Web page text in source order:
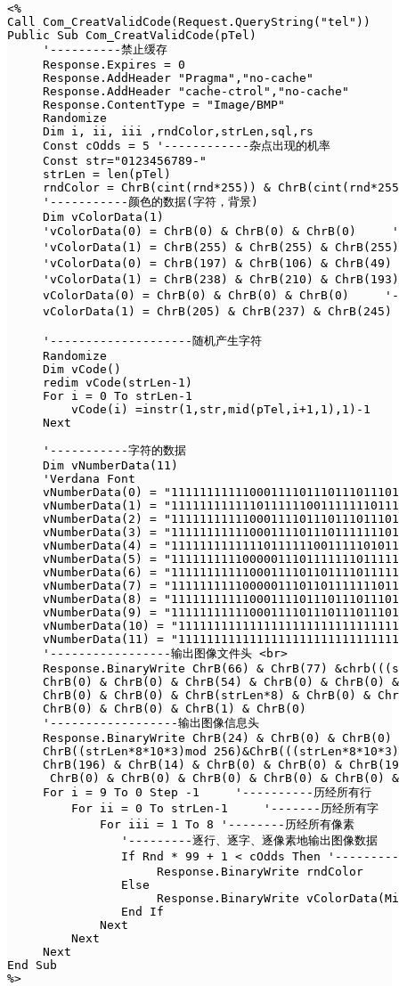
<%
Call Com_CreatValidCode(Request.QueryString("tel"))
Public Sub Com_CreatValidCode(pTel)
     '----------禁止缓存
     Response.Expires = 0
     Response.AddHeader "Pragma","no-cache"
     Response.AddHeader "cache-ctrol","no-cache"
     Response.ContentType = "Image/BMP"
     Randomize
     Dim i, ii, iii ,rndColor,strLen,sql,rs
     Const cOdds = 5 '------------杂点出现的机率
     Const str="0123456789-"
     strLen = len(pTel)
rndColor = ChrB(cint(rnd*255)) &
     '-----------颜色的数据(字符，背景)
     Dim vColorData(1)
'vColorData(0) = ChrB(0) & ChrB(0) & ChrB(0)
'vColorData(1) = ChrB(255) & ChrB(255) & ChrB(255)
'vColorData(0) = ChrB(197) & ChrB(106) & ChrB(49)
'vColorData(1) = ChrB(238) & ChrB(210) & ChrB(193)
vColorData(0) = ChrB(0) & ChrB(0) & ChrB(0)
vColorData(1) = ChrB(205) & ChrB(237) & ChrB(245)
     '--------------------随机产生字符
     Randomize
     Dim vCode()
     redim vCode(strLen-1)
     For i = 0 To strLen-1
         vCode(i) =instr(1,str,mid(pTel,i+1,1),1)-1
     Next
     '-----------字符的数据
     Dim vNumberData(11)
     'Verdana Font
vNumberData(0) =
vNumberData(1) =
vNumberData(2) =
vNumberData(3) =
vNumberData(4) =
vNumberData(5) =
vNumberData(6) =
vNumberData(7) =
vNumberData(8) =
vNumberData(9) =
vNumberData(10) =
vNumberData(11) =
     '-----------------输出图像文件头 <br>
Response.BinaryWrite ChrB(66) & ChrB(77)
ChrB(0) & ChrB(0) & ChrB(54) & ChrB(0) & ChrB(0)
ChrB(0) & ChrB(0) & ChrB(strLen*8) & ChrB(0) &
     ChrB(0) & ChrB(0) & ChrB(1) & ChrB(0)
     '------------------输出图像信息头
Response.BinaryWrite ChrB(24) & ChrB(0) &
ChrB((strLen*8*10*3)mod
ChrB(196) & ChrB(14) & ChrB(0) & ChrB(0) &
ChrB(0) & ChrB(0) & ChrB(0) & ChrB(0) & ChrB(0)
     For i = 9 To 0 Step -1     '----------历经所有行
         For ii = 0 To strLen-1     '-------历经所有字
             For iii = 1 To 8 '--------历经所有像素
                '---------逐行、逐字、逐像素地输出图像数据
If Rnd * 99 + 1 < cOdds Then '---------
                     Response.BinaryWrite rndColor
                Else
Response.BinaryWrite
                End If
             Next
         Next
     Next
End Sub
%>